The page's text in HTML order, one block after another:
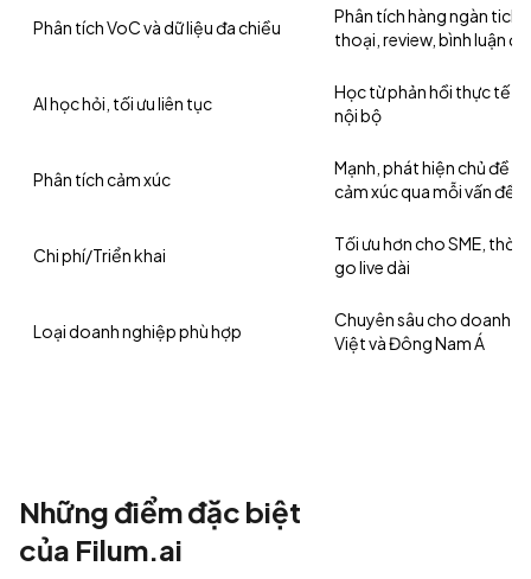
Phân tích VoC và dữ liệu đa chiều
Phân tích hàng ngàn
thoại, review, bình luận
AI học hỏi, tối ưu liên tục
Học từ phản hồi thực tế,
nội bộ
Phân tích cảm xúc
Mạnh, phát hiện chủ đề
cảm xúc qua mỗi vấn đề
Chi phí/Triển khai
Tối ưu hơn cho SME, thời
go live dài
Loại doanh nghiệp phù hợp
Chuyên sâu cho doanh
Việt và Đông Nam Á
Những điểm đặc biệt
của Filum.ai